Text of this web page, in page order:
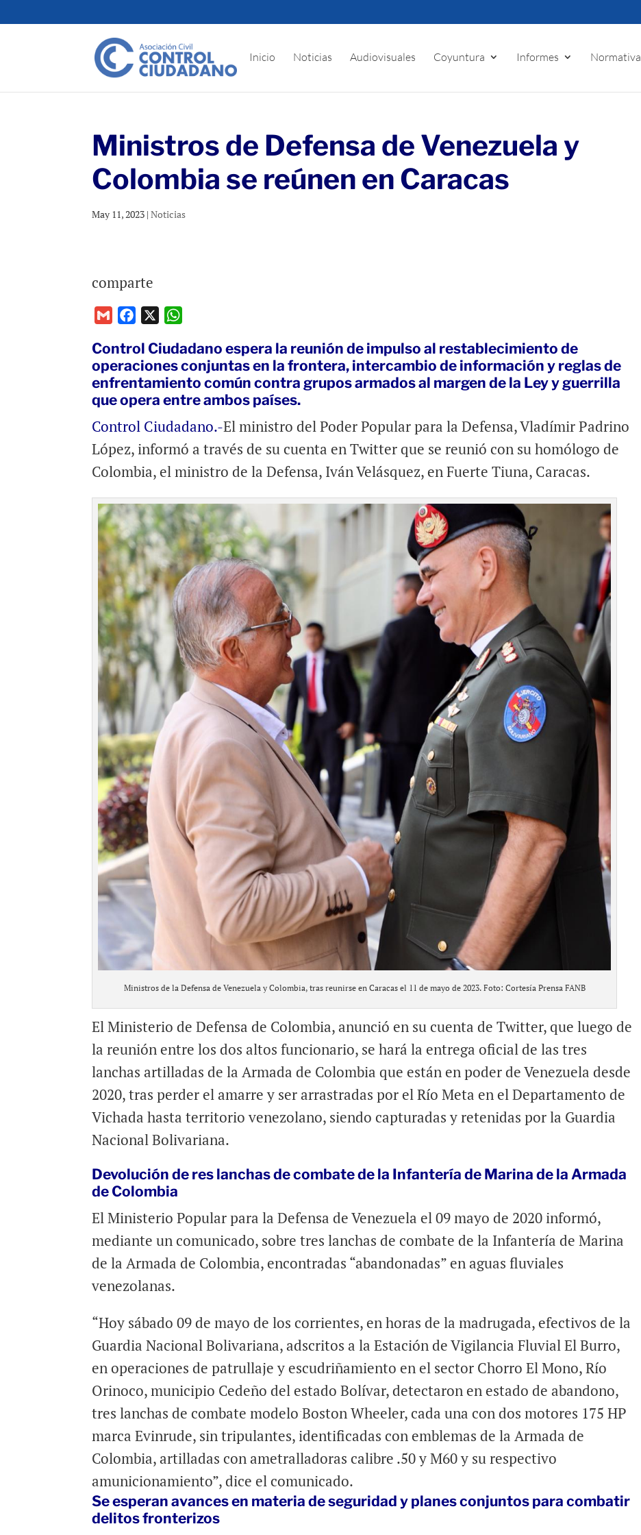
Inicio Noticias Audiovisuales Coyuntura Informes Normativa
Ministros de Defensa de Venezuela y
Colombia se reúnen en Caracas
May 11, 2023 |Noticias
comparte
G
a
i
l
c
e
b
o
o
a
t
s
A
p
p
Control Ciudadano espera la reunión de impulso al restablecimiento de
operaciones conjuntas en la frontera, intercambio de información y reglas de
enfrentamiento común contra grupos armados al margen de la Ley y guerrilla
que opera entre ambos países.
Control Ciudadano.-El ministro del Poder Popular para la Defensa, Vladímir Padrino
López, informó a través de su cuenta en Twitter que se reunió con su homólogo de
Colombia, el ministro de la Defensa, Iván Velásquez, en Fuerte Tiuna, Caracas.
Ministros de la Defensa de Venezuela y Colombia, tras reunirse en Caracas el 11 de mayo de 2023. Foto: Cortesía Prensa FANB
El Ministerio de Defensa de Colombia, anunció en su cuenta de Twitter, que luego de
la reunión entre los dos altos funcionario, se hará la entrega oficial de las tres
lanchas artilladas de la Armada de Colombia que están en poder de Venezuela desde
2020, tras perder el amarre y ser arrastradas por el Río Meta en el Departamento de
Vichada hasta territorio venezolano, siendo capturadas y retenidas por la Guardia
Nacional Bolivariana.
Devolución de res lanchas de combate de la Infantería de Marina de la Armada
de Colombia
El Ministerio Popular para la Defensa de Venezuela el 09 mayo de 2020 informó,
mediante un comunicado, sobre tres lanchas de combate de la Infantería de Marina
de la Armada de Colombia, encontradas “abandonadas” en aguas fluviales
venezolanas.
“Hoy sábado 09 de mayo de los corrientes, en horas de la madrugada, efectivos de la
Guardia Nacional Bolivariana, adscritos a la Estación de Vigilancia Fluvial El Burro,
en operaciones de patrullaje y escudriñamiento en el sector Chorro El Mono, Río
Orinoco, municipio Cedeño del estado Bolívar, detectaron en estado de abandono,
tres lanchas de combate modelo Boston Wheeler, cada una con dos motores 175 HP
marca Evinrude, sin tripulantes, identificadas con emblemas de la Armada de
Colombia, artilladas con ametralladoras calibre .50 y M60 y su respectivo
amunicionamiento”, dice el comunicado.
Se esperan avances en materia de seguridad y planes conjuntos para combatir
delitos fronterizos